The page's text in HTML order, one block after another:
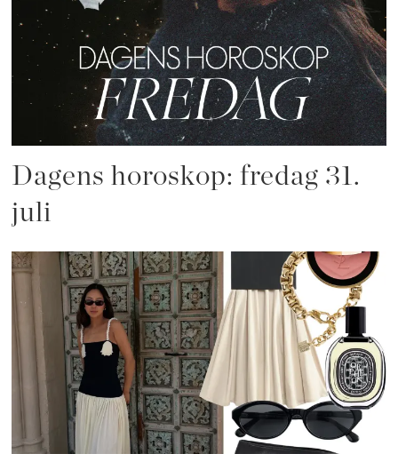
Dagens horoskop: fredag 31.
juli